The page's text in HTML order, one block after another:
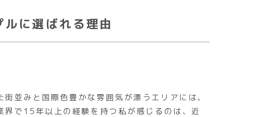
に選ばれる理由
並みと国際色豊かな雰囲気が漂うエリアには、
で15年以上の経験を持つ私が感じるのは、近